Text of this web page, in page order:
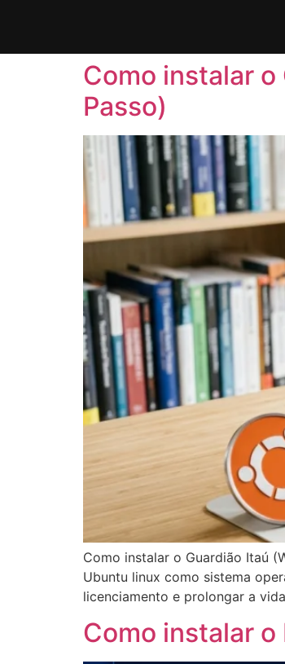
Como instalar o
Passo)
Como instalar o Guardião Itaú
Ubuntu linux como sistema
licenciamento e prolongar a
Como instalar